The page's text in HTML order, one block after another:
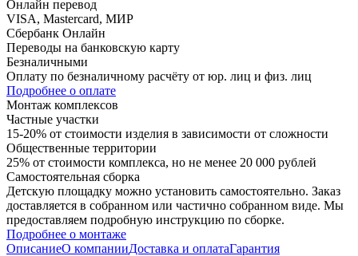
Онлайн перевод
VISA, Mastercard, МИР
Сбербанк Онлайн
Переводы на банковскую карту
Безналичными
Оплату по безналичному расчёту от юр. лиц и физ. лиц
Подробнее о оплате
Монтаж комплексов
Частные участки
15-20% от стоимости изделия в зависимости от сложности
Общественные территории
25% от стоимости комплекса, но не менее 20 000 рублей
Самостоятельная сборка
Детскую площадку можно установить самостоятельно. Заказ
доставляется в собранном или частично собранном виде. Мы
предоставляем подробную инструкцию по сборке.
Подробнее о монтаже
ОписаниеО компанииДоставка и оплатаГарантия